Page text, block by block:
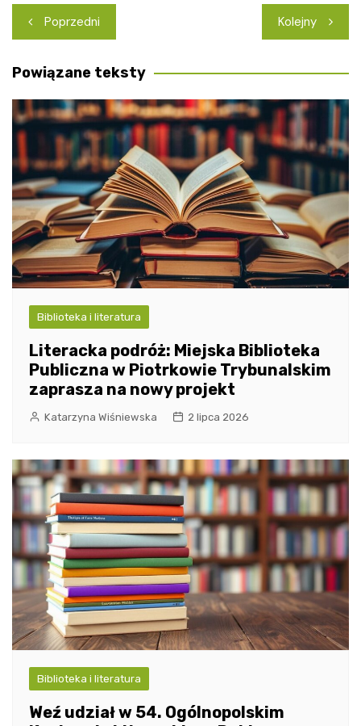
Nawigacja
wpisu
Poprzedni Kolejny
Powiązane teksty
Biblioteka i literatura
Literacka podróż: Miejska Biblioteka
Publiczna w Piotrkowie Trybunalskim
zaprasza na nowy projekt
Katarzyna Wiśniewska 2 lipca 2026
Biblioteka i literatura
Weź udział w 54. Ogólnopolskim